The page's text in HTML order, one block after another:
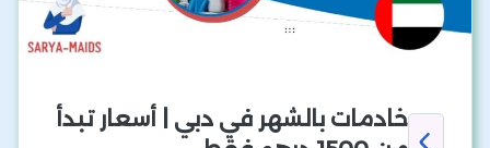
خادمات بالشهر في دبي | أسعار تبدأ